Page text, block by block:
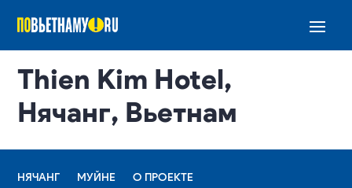
Thien Kim Hotel,
Нячанг, Вьетнам
НЯЧАНГ МУЙНЕ О ПРОЕКТЕ